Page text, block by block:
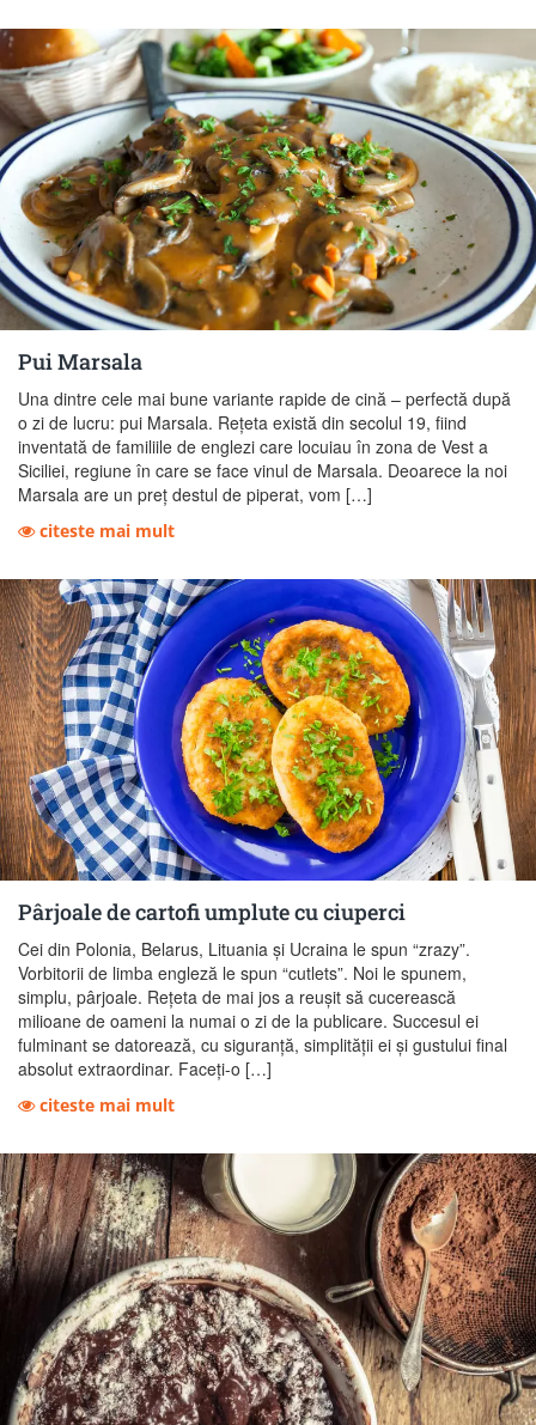
Pui Marsala
Una dintre cele mai bune variante rapide de cină – perfectă după
o zi de lucru: pui Marsala. Rețeta există din secolul 19, fiind
inventată de familiile de englezi care locuiau în zona de Vest a
Siciliei, regiune în care se face vinul de Marsala. Deoarece la noi
Marsala are un preț destul de piperat, vom […]
citeste mai mult
Pârjoale de cartofi umplute cu ciuperci
Cei din Polonia, Belarus, Lituania și Ucraina le spun “zrazy”.
Vorbitorii de limba engleză le spun “cutlets”. Noi le spunem,
simplu, pârjoale. Rețeta de mai jos a reușit să cucerească
milioane de oameni la numai o zi de la publicare. Succesul ei
fulminant se datorează, cu siguranță, simplității ei și gustului final
absolut extraordinar. Faceți-o […]
citeste mai mult